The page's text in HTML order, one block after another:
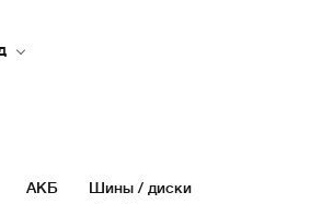
АКБ
Шины / диски